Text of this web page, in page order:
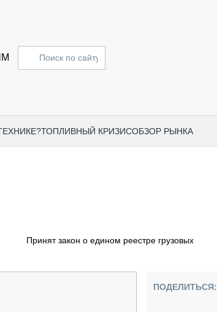
ТОПЛИВНЫЙ КРИЗИСОБЗОР РЫНКА
ПОДЪЁМНАЯ ТЕХНИКА
ПАССАЖИРСКИЙ ТРАНСПОРТ
Принят закон о едином реестре грузовых
ПОДЕЛИТЬСЯ: